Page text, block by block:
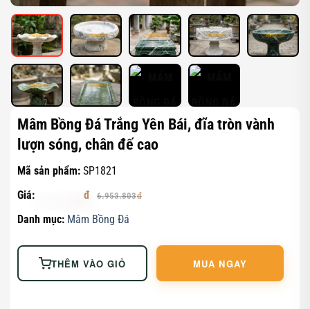
Mâm Bồng Đá Trắng Yên Bái, đĩa tròn vành
lượn sóng, chân đế cao
Mã sản phẩm: SP1821
Giá:
6.953.803
Danh mục: Mâm Bồng Đá
THÊM VÀO GIỎ MUA NGAY